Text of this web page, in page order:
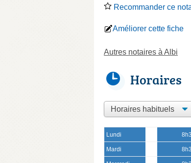
Recommander ce
Améliorer cette fiche
Autres notaires à Albi
Horaires
Lundi
Mardi